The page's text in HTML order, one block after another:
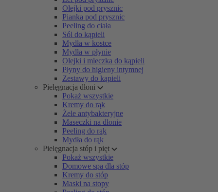
Olejki pod prysznic
Pianka pod prysznic
Peeling do ciała
Sól do kąpieli
Mydła w kostce
Mydła w płynie
Olejki i mleczka do kąpieli
Płyny do higieny intymnej
Zestawy do kąpieli
Pielęgnacja dłoni
Pokaż wszystkie
Kremy do rąk
Żele antybakteryjne
Maseczki na dłonie
Peeling do rąk
Mydła do rąk
Pielęgnacja stóp i pięt
Pokaż wszystkie
Domowe spa dla stóp
Kremy do stóp
Maski na stopy